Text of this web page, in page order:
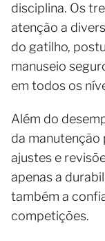
disciplina. Os
atenção a
do gatilho,
manuseio
em todos os
Além do
da manutenção
ajustes e
apenas a
também a
competições.